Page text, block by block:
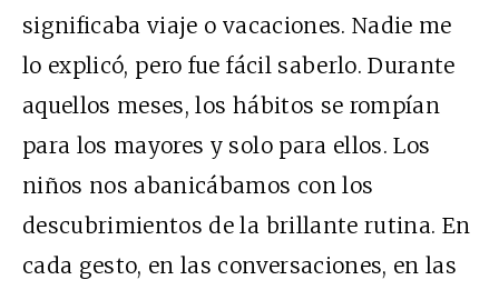
significaba viaje o vacaciones. Nadie me
lo explicó, pero fue fácil saberlo. Durante
aquellos meses, los hábitos se rompían
para los mayores y solo para ellos. Los
niños nos abanicábamos con los
descubrimientos de la brillante rutina. En
cada gesto, en las conversaciones, en las